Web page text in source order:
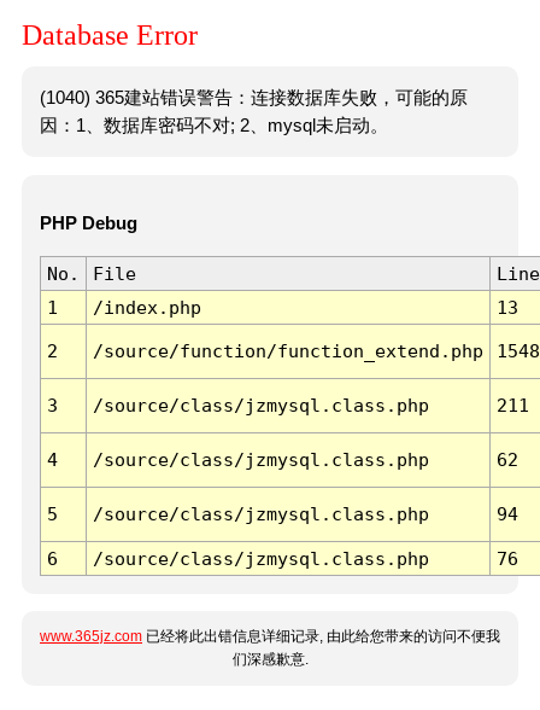
Database Error
(1040) 365建站错误警告：连接数据库失败，可能的原
因：1、数据库密码不对; 2、mysql未启动。
PHP Debug
No. File
Line
1
/index.php 13
2 /source/function/function_extend.php 1548
3 /source/class/jzmysql.class.php 211
4 /source/class/jzmysql.class.php 62
5 /source/class/jzmysql.class.php 94
6 /source/class/jzmysql.class.php 76
www.365jz.com 已经将此出错信息详细记录, 由此给您带来的访问不便我
们深感歉意.